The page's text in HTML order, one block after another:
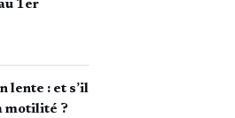
1er
lente : et s’il
motilité ?